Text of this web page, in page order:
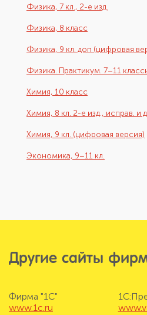
Физика, 7 кл., 2-е изд.
Физика, 8 класс
Физика, 9 кл. доп (цифровая
Физика. Практикум. 7–11
Химия, 10 класс
Химия, 8 кл. 2-е изд., исправ. и
Химия, 9 кл. (цифровая версия)
Экономика, 9–11 кл.
Другие сайты
Фирма "1С"
www.1c.ru